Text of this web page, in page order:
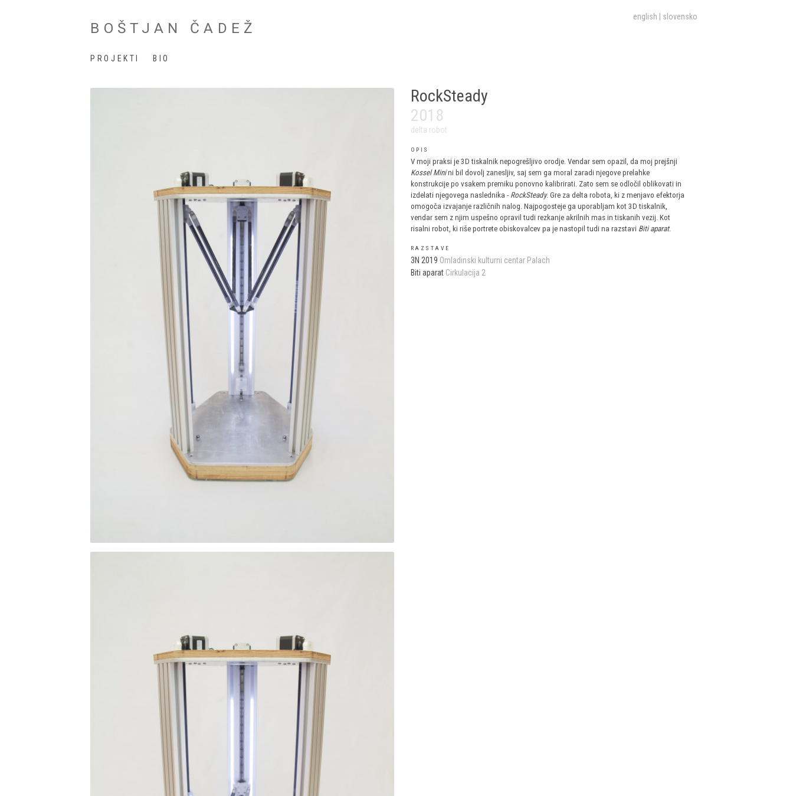
BOŠTJAN ČADEŽ
english slovensko
PROJEKTI BIO
RockSteady
2018
delta robot
OPIS
V moji praksi je 3D tiskalnik nepogrešljivo orodje. Vendar sem opazil, da moj prejšnji
Kossel Minini bil dovolj zanesljiv, saj sem ga moral zaradi njegove prelahke
konstrukcije po vsakem premiku ponovno kalibrirati. Zato sem se odločil oblikovati in
izdelati njegovega naslednika - RockSteady. Gre za delta robota, ki z menjavo efektorja
omogoča izvajanje različnih nalog. Najpogosteje ga uporabljam kot 3D tiskalnik,
vendar sem z njim uspešno opravil tudi rezkanje akrilnih mas in tiskanih vezij. Kot
risalni robot, ki riše portrete obiskovalcev pa je nastopil tudi na razstavi Biti aparat.
RAZSTAVE
3N 2019 Omladinski kulturni centar Palach
Biti aparat Cirkulacija 2